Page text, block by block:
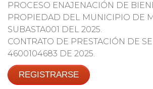
PROCESO ENAJENACIÓN DE
PROPIEDAD DEL MUNICIPIO DE
SUBASTA001 DEL 2025.
CONTRATO DE PRESTACIÓN DE
4600104683 DE 2025.
REGISTRARSE